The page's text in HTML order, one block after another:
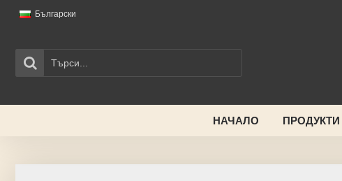
Български
НАЧАЛО ПРОДУКТИ